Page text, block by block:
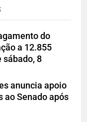
do
a 12.855
sábado, 8
anuncia apoio
ao Senado após